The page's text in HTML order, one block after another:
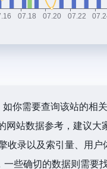
你需要查询该站的相
网站数据参考，建议
收录以及索引量、用
些确切的数据则需要